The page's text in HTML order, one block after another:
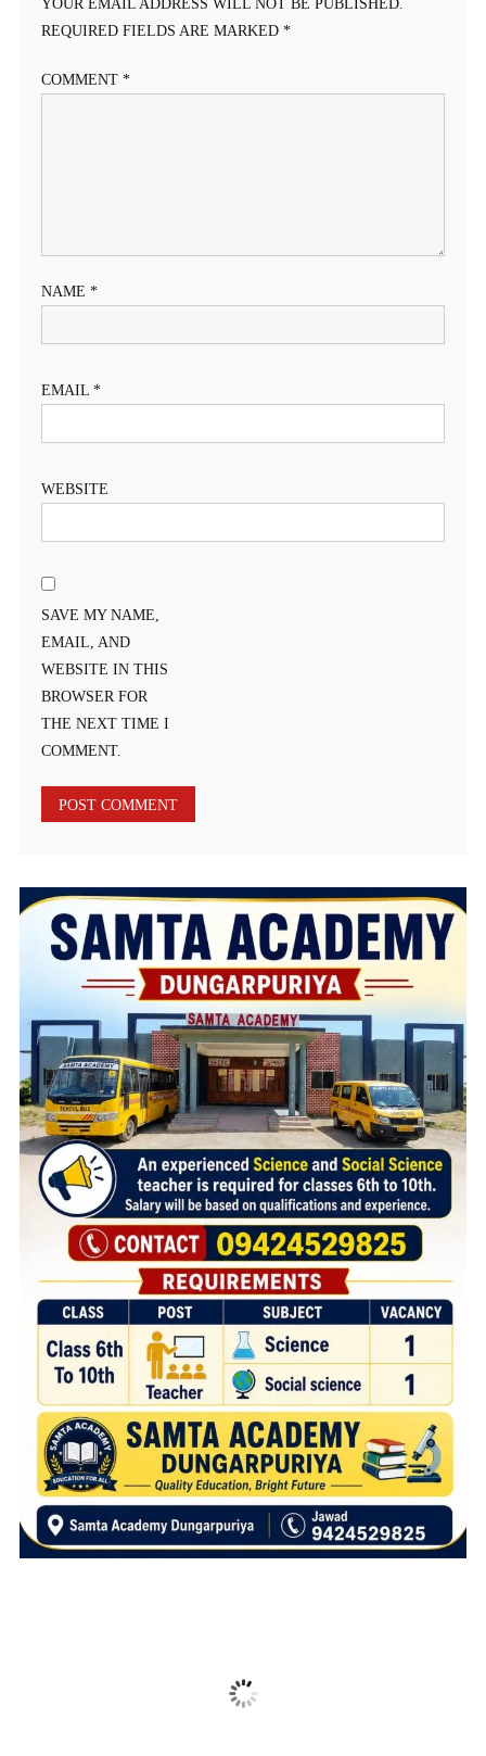
YOUR EMAIL ADDRESS WILL NOT BE PUBLISHED.
REQUIRED FIELDS ARE MARKED *
COMMENT *
NAME *
EMAIL *
WEBSITE
SAVE MY NAME,
EMAIL, AND
WEBSITE IN THIS
BROWSER FOR
THE NEXT TIME I
COMMENT.